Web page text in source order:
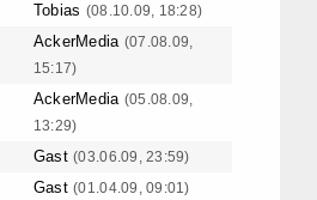
Tobias (08.10.09, 18:28)
AckerMedia (07.08.09,
15:17)
AckerMedia (05.08.09,
13:29)
Gast(03.06.09, 23:59)
Gast(01.04.09, 09:01)